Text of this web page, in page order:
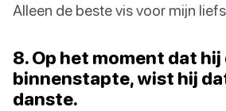
Alleen de beste vis voor mijn
8. Op het moment dat hij
binnenstapte, wist hij
danste.